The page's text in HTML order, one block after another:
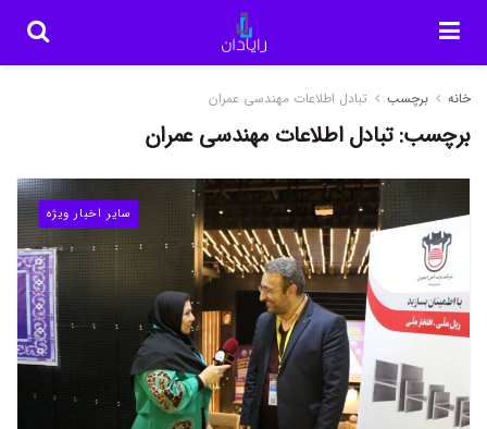
خانه برچسب تبادل اطلاعات مهندسی عمران
برچسب:تبادل اطلاعات مهندسی عمران
سایر اخبار ویژه